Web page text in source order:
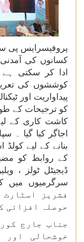
پروفیسرایس پی
کسانوں کی آمدنی
ادا کر سکتی ہے
کوششوں کی
پیداواریت اور
کو ترجیحات کے
کاشت کاری کے
اجاگر کیا گیا ۔
بنانے کے لیے
کے روابط کو
ڈیجیٹل ٹولز ،
فشریز
حوصلہ افزائی
جناب جارج
خوشحالی اور